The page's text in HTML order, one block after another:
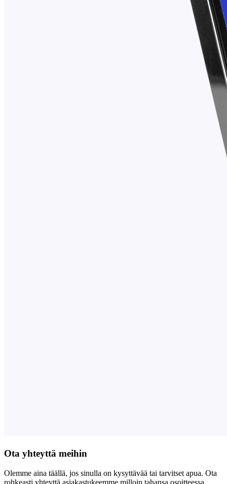
Ota yhteyttä meihin
Olemme aina täällä, jos sinulla on kysyttävää tai tarvitset apua. Ota
rohkeasti yhteyttä asiakastukeemme milloin tahansa osoitteessa